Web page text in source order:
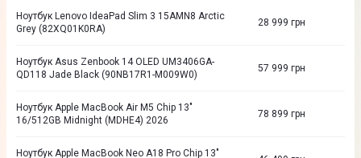
Ноутбук Lenovo IdeaPad Slim 3 15AMN8 Arctic
Grey (82XQ01K0RA)
28 999 грн
Ноутбук Asus Zenbook 14 OLED UM3406GA-
QD118 Jade Black (90NB17R1-M009W0)
57 999 грн
Ноутбук Apple MacBook Air M5 Chip 13"
16/512GB Midnight (MDHE4) 2026
78 899 грн
Ноутбук Apple MacBook Neo A18 Pro Chip 13"